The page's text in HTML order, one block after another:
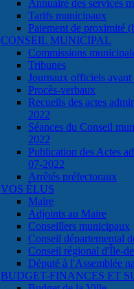
Annuaire des services
Tarifs municipaux
Paiement de proximité
CONSEIL MUNICIPAL
Commissions
Tribunes
Journaux officiels
Procès-verbaux
Recueils des actes
2022
Séances du Conseil
2022
Publication des Actes
07-2022
Arrêtés préfectoraux
VOS ÉLUS
Maire
Adjoints au Maire
Conseillers municipaux
Conseil départemental
Conseil régional d'Île-
Député à l'Assemblée
BUDGET-FINANCES ET